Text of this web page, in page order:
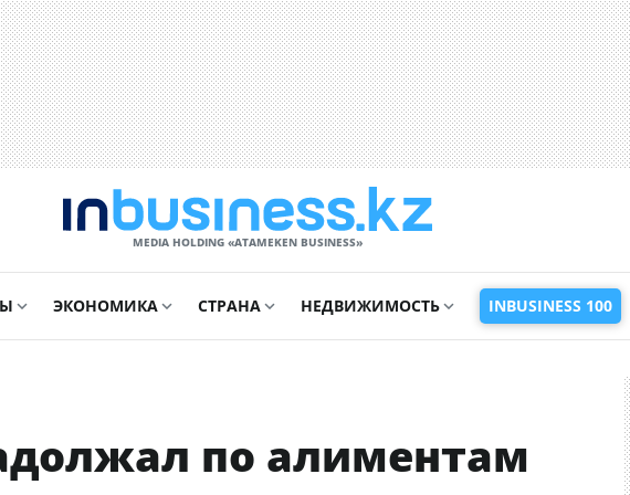
MEDIA HOLDING «ATAMEKЕN BUSINESS»
ЭКОНОМИКА СТРАНА НЕДВИЖИМОСТЬ INBUSINESS 100
по алиментам